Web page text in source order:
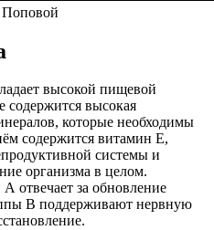
высокой пищевой
высокая
которые необходимы
содержится витамин Е,
системы и
организма в целом.
отвечает за обновление
B поддерживают нервную